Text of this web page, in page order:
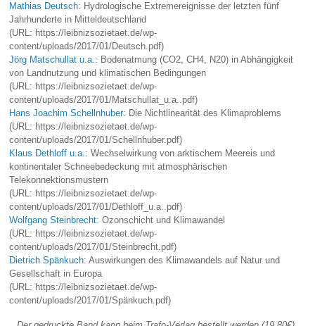
Mathias Deutsch: Hydrologische Extremereignisse der letzten fünf
Jahrhunderte in Mitteldeutschland
(URL: https://leibnizsozietaet.de/wp-
content/uploads/2017/01/Deutsch.pdf)
Jörg Matschullat u.a.: Bodenatmung (CO2, CH4, N20) in Abhängigkeit
von Landnutzung und klimatischen Bedingungen
(URL: https://leibnizsozietaet.de/wp-
content/uploads/2017/01/Matschullat_u.a..pdf)
Hans Joachim Schellnhuber: Die Nichtlinearität des Klimaproblems
(URL: https://leibnizsozietaet.de/wp-
content/uploads/2017/01/Schellnhuber.pdf)
Klaus Dethloff u.a.: Wechselwirkung von arktischem Meereis und
kontinentaler Schneebedeckung mit atmosphärischen
Telekonnektionsmustern
(URL: https://leibnizsozietaet.de/wp-
content/uploads/2017/01/Dethloff_u.a..pdf)
Wolfgang Steinbrecht: Ozonschicht und Klimawandel
(URL: https://leibnizsozietaet.de/wp-
content/uploads/2017/01/Steinbrecht.pdf)
Dietrich Spänkuch: Auswirkungen des Klimawandels auf Natur und
Gesellschaft in Europa
(URL: https://leibnizsozietaet.de/wp-
content/uploads/2017/01/Spänkuch.pdf)